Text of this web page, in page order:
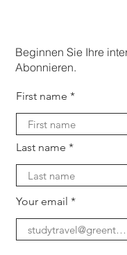
Beginnen Sie Ihre
Abonnieren.
First name
Last name
Your email